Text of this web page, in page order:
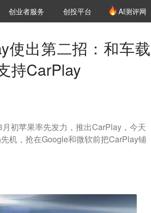
创投氪堂
创业者服务 创投平台 AI测评网
使出第二招：和车载
持CarPlay
初苹果率先发力，推出CarPlay，今天
机，抢在Google和微软前把CarPlay铺